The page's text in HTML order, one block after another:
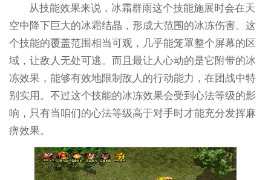
从技能效果来说，冰霜群雨这个技能施展时会在天
空中降下巨大的冰霜结晶，形成大范围的冰冻伤害。这
个技能的覆盖范围相当可观，几乎能笼罩整个屏幕的区
域，让敌人无处可逃。而且最让人心动的是它附带的冰
冻效果，能够有效地限制敌人的行动能力，在团战中特
别实用。不过这个技能的冰冻效果会受到心法等级的影
响，只有当咱们的心法等级高于对手时才能充分发挥麻
痹效果。